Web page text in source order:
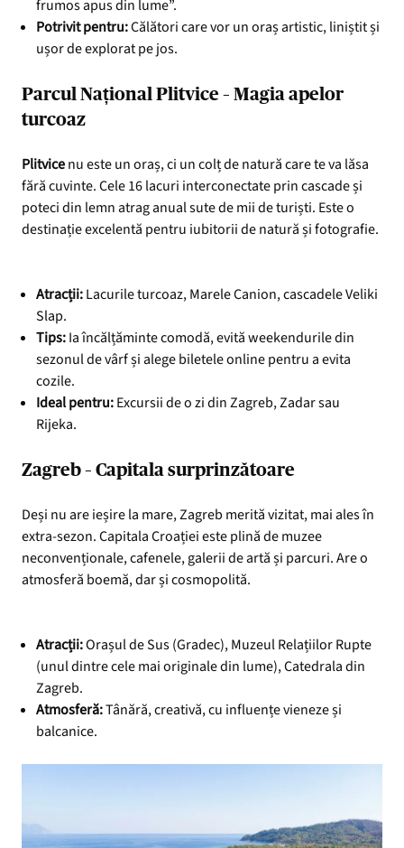
frumos apus din lume”.
Potrivit pentru:Călători care vor un oraș artistic, liniștit și
ușor de explorat pe jos.
Parcul Național Plitvice – Magia apelor
turcoaz
Plitvicenu este un oraș, ci un colț de natură care te va lăsa
fără cuvinte. Cele 16 lacuri interconectate prin cascade și
poteci din lemn atrag anual sute de mii de turiști. Este o
destinație excelentă pentru iubitorii de natură și fotografie.
Atracții:Lacurile turcoaz, Marele Canion, cascadele Veliki
Slap.
Tips:Ia încălțăminte comodă, evită weekendurile din
sezonul de vârf și alege biletele online pentru a evita
cozile.
Ideal pentru:Excursii de o zi din Zagreb, Zadar sau
Rijeka.
Zagreb – Capitala surprinzătoare
Deși nu are ieșire la mare, Zagreb merită vizitat, mai ales în
extra-sezon. Capitala Croației este plină de muzee
neconvenționale, cafenele, galerii de artă și parcuri. Are o
atmosferă boemă, dar și cosmopolită.
Atracții:Orașul de Sus (Gradec), Muzeul Relațiilor Rupte
(unul dintre cele mai originale din lume), Catedrala din
Zagreb.
Atmosferă:Tânără, creativă, cu influențe vieneze și
balcanice.